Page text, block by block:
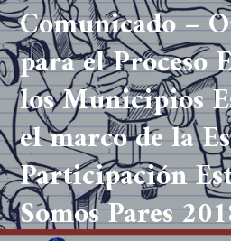
Comunicado –
para el Proceso
los Municipios
el marco de la
Participación
Somos Pares